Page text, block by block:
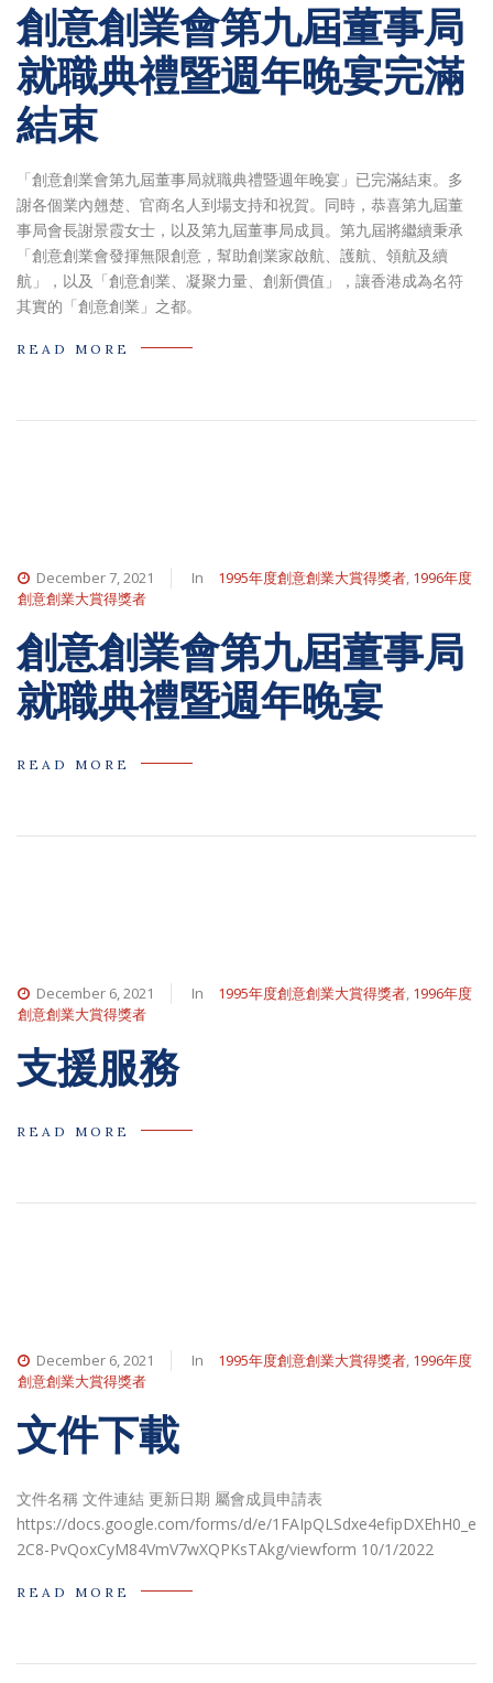
創意創業會第九屆董事局
就職典禮暨週年晚宴完滿
結束
「創意創業會第九屆董事局就職典禮暨週年晚宴」已完滿結束。多
謝各個業內翹楚、官商名人到場支持和祝賀。同時，恭喜第九屆董
事局會長謝景霞女士，以及第九屆董事局成員。第九屆將繼續秉承
「創意創業會發揮無限創意，幫助創業家啟航、護航、領航及續
航」，以及「創意創業、凝聚力量、創新價值」，讓香港成為名符
其實的「創意創業」之都。
READ MORE
December 7, 2021 In 1995年度創意創業大賞得獎者, 1996年度
創意創業大賞得獎者
創意創業會第九屆董事局
就職典禮暨週年晚宴
READ MORE
December 6, 2021 In 1995年度創意創業大賞得獎者, 1996年度
創意創業大賞得獎者
支援服務
READ MORE
December 6, 2021 In 1995年度創意創業大賞得獎者, 1996年度
創意創業大賞得獎者
文件下載
文件名稱 文件連結 更新日期 屬會成員申請表
https://docs.google.com/forms/d/e/
2C8-PvQoxCyM84VmV7wXQPKsTAkg/viewform 10/1/2022
READ MORE